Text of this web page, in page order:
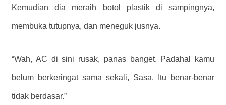
Kemudian dia meraih botol plastik di sampingnya,
membuka tutupnya, dan meneguk jusnya.
“Wah, AC di sini rusak, panas banget. Padahal kamu
belum berkeringat sama sekali, Sasa. Itu benar-benar
tidak berdasar.”